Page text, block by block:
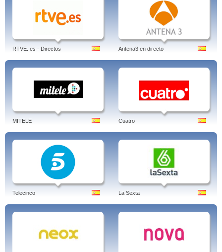
RTVE. es - Directos Antena3 en directo
MITELE Cuatro
Telecinco La Sexta